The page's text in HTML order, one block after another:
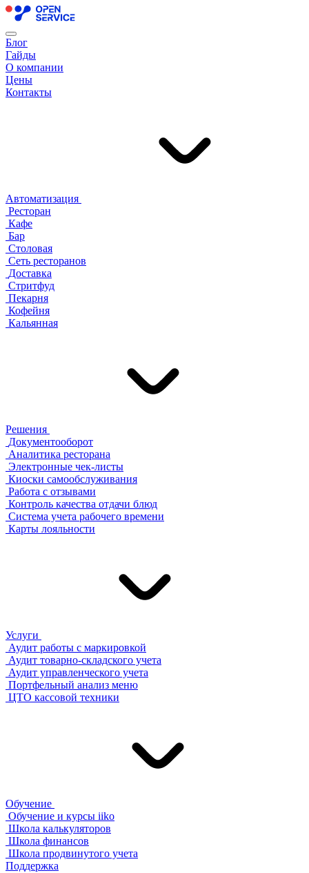
Блог
Гайды
О компании
Цены
Контакты
Автоматизация
Ресторан
Кафе
Бар
Столовая
Сеть ресторанов
Доставка
Стритфуд
Пекарня
Кофейня
Кальянная
Решения
Документооборот
Аналитика ресторана
Электронные чек-листы
Киоски самообслуживания
Работа с отзывами
Контроль качества отдачи блюд
Система учета рабочего времени
Карты лояльности
Услуги
Аудит работы с маркировкой
Аудит товарно-складского учета
Аудит управленческого учета
Портфельный анализ меню
ЦТО кассовой техники
Обучение
Обучение и курсы iiko
Школа калькуляторов
Школа финансов
Школа продвинутого учета
Поддержка